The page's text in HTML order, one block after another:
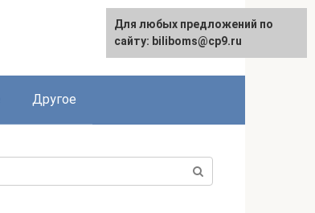
Другое
Для любых предложений по
сайту: biliboms@cp9.ru